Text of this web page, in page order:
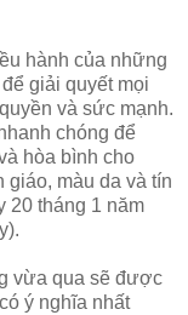
hành của những
giải quyết mọi
và sức mạnh.
chóng để
hòa bình cho
giáo, màu da và tín
20 tháng 1 năm
vừa qua sẽ được
ý nghĩa nhất